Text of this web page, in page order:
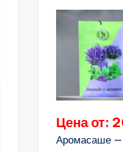
Цена от:
Аромасаше —